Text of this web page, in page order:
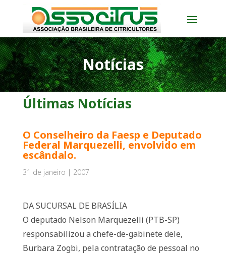
Notícias
Últimas Notícias
O Conselheiro da Faesp e Deputado
Federal Marquezelli, envolvido em
escândalo.
31 de janeiro | 2007
DA SUCURSAL DE BRASÍLIA
O deputado Nelson Marquezelli (PTB-SP)
responsabilizou a chefe-de-gabinete dele,
Burbara Zogbi, pela contratação de pessoal no